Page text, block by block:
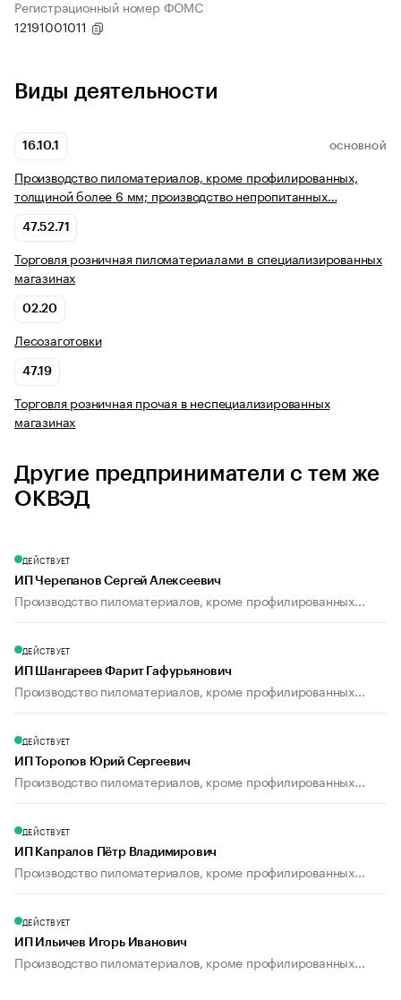
Регистрационный номер ФОМС
12191001011
Виды деятельности
16.10.1 ОСНОВНОЙ
Производство пиломатериалов, кроме профилированных,
толщиной более 6 мм; производство непропитанных…
47.52.71
Торговля розничная пиломатериалами в специализированных
магазинах
02.20
Лесозаготовки
47.19
Торговля розничная прочая в неспециализированных
магазинах
Другие предприниматели с тем же
ОКВЭД
ДЕЙСТВУЕТ
ИП Черепанов Сергей Алексеевич
Производство пиломатериалов, кроме профилированных...
ДЕЙСТВУЕТ
ИП Шангареев Фарит Гафурьянович
Производство пиломатериалов, кроме профилированных...
ДЕЙСТВУЕТ
ИП Торопов Юрий Сергеевич
Производство пиломатериалов, кроме профилированных...
ДЕЙСТВУЕТ
ИП Капралов Пётр Владимирович
Производство пиломатериалов, кроме профилированных...
ДЕЙСТВУЕТ
ИП Ильичев Игорь Иванович
Производство пиломатериалов, кроме профилированных...